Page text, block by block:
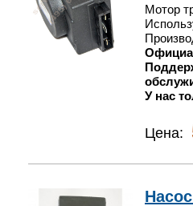
Мотор
У нас
Цена: